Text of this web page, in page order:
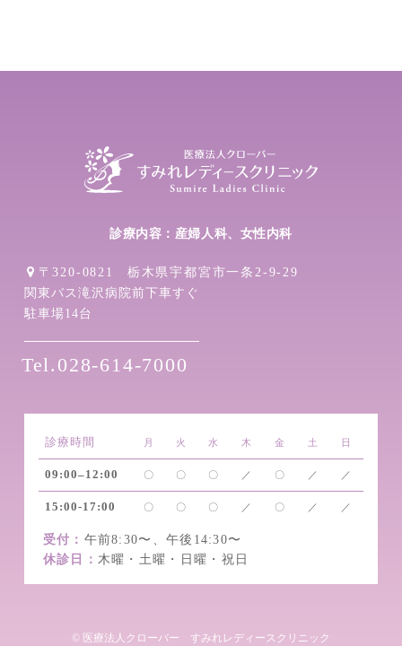
診療内容： 産婦人科、女性内科
〒320-0821
栃木県宇都宮市一条2-9-29
関東バス滝沢病院前下車すぐ
駐車場14台
Tel.028-614-7000
診療時間 月 火 水 木 金 土 日
09:00–12:00 〇 〇 〇 ／ 〇 ／ ／
15:00-17:00 〇 〇 〇 ／ 〇 ／ ／
受付： 午前8:30〜、午後14:30〜
休診日： 木曜・土曜・日曜・祝日
© 医療法人クローバー すみれレディースクリニック